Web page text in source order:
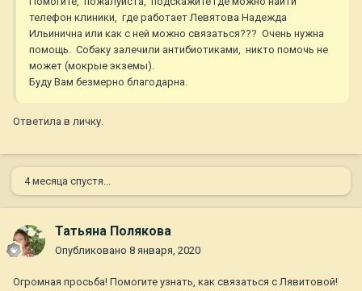
телефон клиники, где работает Левятова Надежда
Ильинична или как с ней можно связаться??? Очень нужна
помощь. Собаку залечили антибиотиками, никто помочь не
может (мокрые экземы).
Буду Вам безмерно благодарна.
Ответила в личку.
4 месяца спустя...
Татьяна Полякова
Опубликовано 8 января, 2020
Огромная просьба! Помогите узнать, как связаться с Лявитовой!